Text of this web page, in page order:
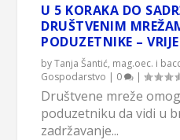
U 5 KORAKA DO
DRUŠTVENIM
PODUZETNIKE –
byTanja Šantić, mag.oec. i
Gospodarstvo | 0 |
Društvene mreže
poduzetniku da vidi u
zadržavanje...